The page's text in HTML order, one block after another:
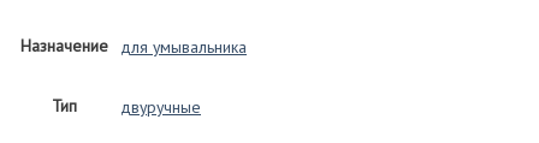
Назначение для умывальника
Тип двуручные